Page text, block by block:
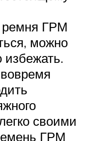
ремня ГРМ
можно
избежать.
своими
ГРМ